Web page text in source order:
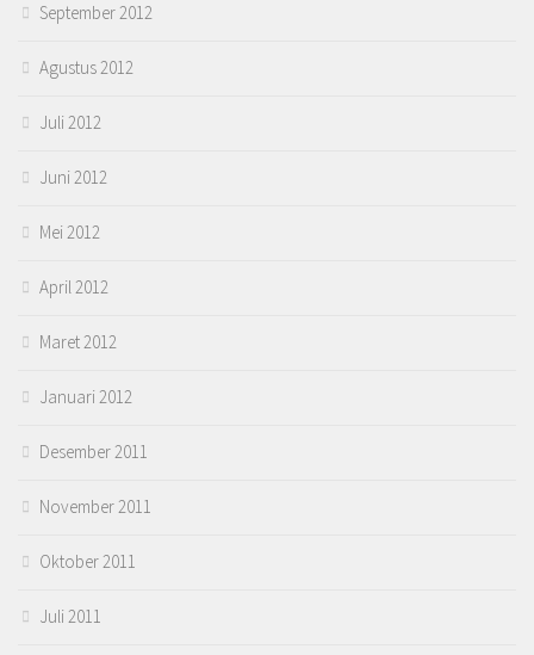
September 2012
Agustus 2012
Juli 2012
Juni 2012
Mei 2012
April 2012
Maret 2012
Januari 2012
Desember 2011
November 2011
Oktober 2011
Juli 2011